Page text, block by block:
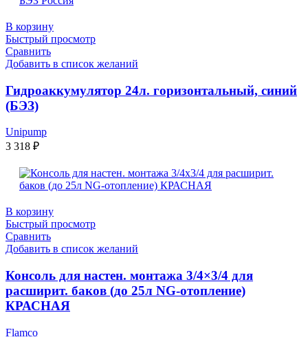
В корзину
Быстрый просмотр
Сравнить
Добавить в список желаний
Гидроаккумулятор 24л. горизонтальный, синий
(БЭЗ)
Unipump
3 318 ₽
В корзину
Быстрый просмотр
Сравнить
Добавить в список желаний
Консоль для настен. монтажа 3/4×3/4 для
расширит. баков (до 25л NG-отопление)
КРАСНАЯ
Flamco